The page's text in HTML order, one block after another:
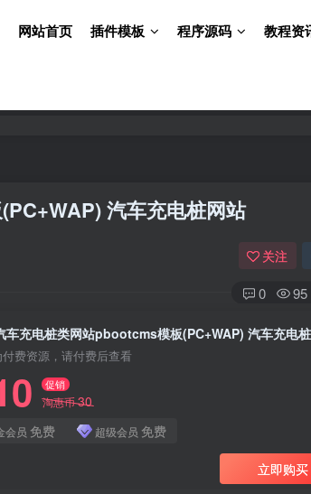
网站首页 插件模板 程序源码 教程资
汽车充电桩网站
关注
0 95
车充电桩类网站pbootcms模板(PC+WAP) 汽车充电
费资源，请付费后查看
促销
淘惠币30
会员 免费 超级会员 免费
立即购买